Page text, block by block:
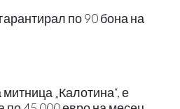
по 90 бона на
„Калотина“, е